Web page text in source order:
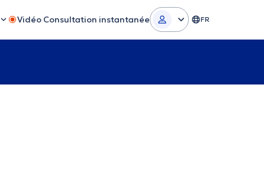
Vidéo Consultation instantanée FR